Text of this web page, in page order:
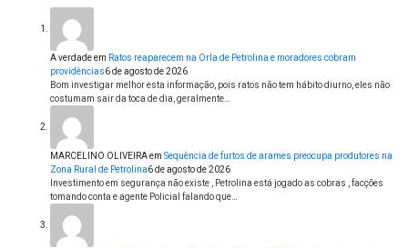
A verdadeem Ratos reaparecem na Orla de Petrolina e moradores cobram
providências6 de agosto de 2026
Bom investigar melhor esta informação, pois ratos não tem hábito diurno, eles não
costumam sair da toca de dia, geralmente…
MARCELINO OLIVEIRAem Sequência de furtos de arames preocupa produtores na
Zona Rural de Petrolina6 de agosto de 2026
Investimento em segurança não existe , Petrolina está jogado as cobras , facções
tomando conta e agente Policial falando que…